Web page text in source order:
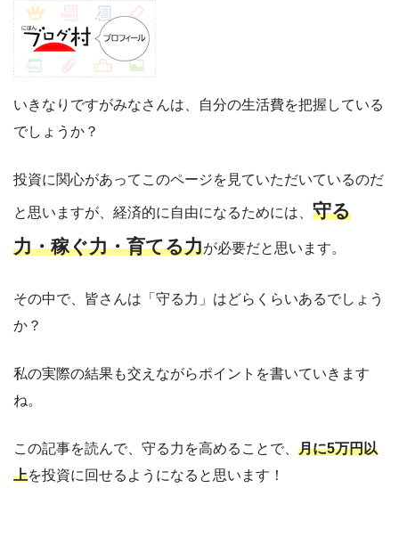
いきなりですがみなさんは、自分の生活費を把握している
でしょうか？
投資に関心があってこのページを見ていただいているのだ
と思いますが、経済的に自由になるためには、 守る
力・稼ぐ力・育てる力が必要だと思います。
その中で、皆さんは「守る力」はどらくらいあるでしょう
か？
私の実際の結果も交えながらポイントを書いていきます
ね。
この記事を読んで、守る力を高めることで、 月に5万円以
上を投資に回せるようになると思います！